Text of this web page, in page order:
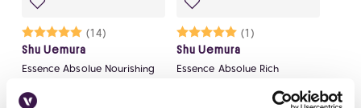
Karakter:
(14)
5.0 av 5 mulige
Shu Uemura
Essence Absolue Nourishing
Karakter:
(1)
5.0 av 5 mulige
Shu Uemura
Essence Absolue Rich